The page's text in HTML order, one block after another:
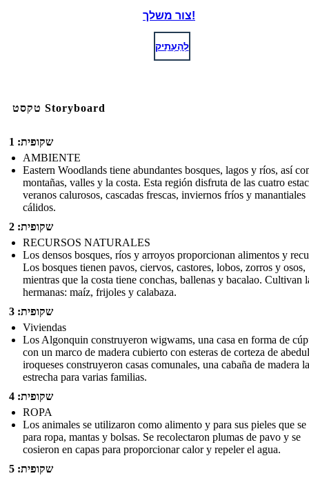
צור משלך!
לְהַעְתִיק
טקסט Storyboard
שקופית: 1
AMBIENTE
Eastern Woodlands tiene abundantes bosques, lagos y ríos, así
montañas, valles y la costa. Esta región disfruta de las cuatro
veranos calurosos, cascadas frescas, inviernos fríos y manantiales
cálidos.
שקופית: 2
RECURSOS NATURALES
Los densos bosques, ríos y arroyos proporcionan alimentos y
Los bosques tienen pavos, ciervos, castores, lobos, zorros y osos,
mientras que la costa tiene conchas, ballenas y bacalao. Cultivan
hermanas: maíz, frijoles y calabaza.
שקופית: 3
Viviendas
Los Algonquin construyeron wigwams, una casa en forma de
con un marco de madera cubierto con esteras de corteza de
iroqueses construyeron casas comunales, una cabaña de madera
estrecha para varias familias.
שקופית: 4
ROPA
Los animales se utilizaron como alimento y para sus pieles que se
para ropa, mantas y bolsas. Se recolectaron plumas de pavo y se
cosieron en capas para proporcionar calor y repeler el agua.
שקופית: 5